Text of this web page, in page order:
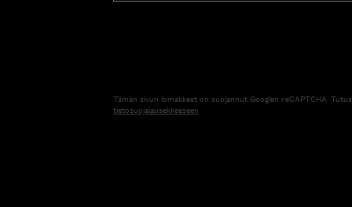
Tämän sivun lomakkeet on suojannut Googlen reCAPTCHA.
tietosuojalausekkeeseen